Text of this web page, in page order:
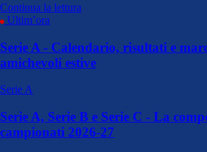
Continua la lettura
Ultim’ora
Serie A - Calendario, risultati e
amichevoli estive
Serie A
Serie A, Serie B e Serie C - La
campionati 2026-27